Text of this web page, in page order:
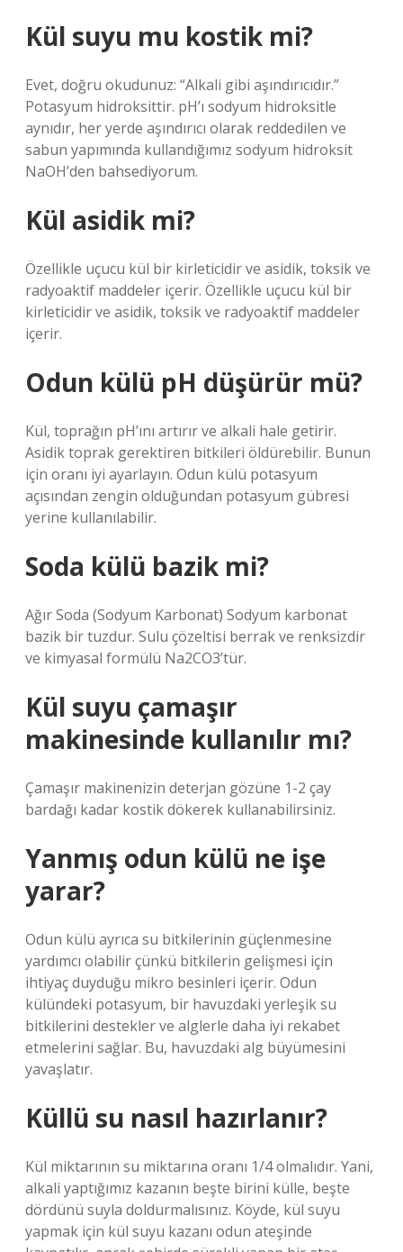
Kül suyu mu kostik mi?
Evet, doğru okudunuz: “Alkali gibi aşındırıcıdır.”
Potasyum hidroksittir. pH’ı sodyum hidroksitle
aynıdır, her yerde aşındırıcı olarak reddedilen ve
sabun yapımında kullandığımız sodyum hidroksit
NaOH’den bahsediyorum.
Kül asidik mi?
Özellikle uçucu kül bir kirleticidir ve asidik, toksik ve
radyoaktif maddeler içerir. Özellikle uçucu kül bir
kirleticidir ve asidik, toksik ve radyoaktif maddeler
içerir.
Odun külü pH düşürür mü?
Kül, toprağın pH’ını artırır ve alkali hale getirir.
Asidik toprak gerektiren bitkileri öldürebilir. Bunun
için oranı iyi ayarlayın. Odun külü potasyum
açısından zengin olduğundan potasyum gübresi
yerine kullanılabilir.
Soda külü bazik mi?
Ağır Soda (Sodyum Karbonat) Sodyum karbonat
bazik bir tuzdur. Sulu çözeltisi berrak ve renksizdir
ve kimyasal formülü Na2CO3’tür.
Kül suyu çamaşır
makinesinde kullanılır mı?
Çamaşır makinenizin deterjan gözüne 1-2 çay
bardağı kadar kostik dökerek kullanabilirsiniz.
Yanmış odun külü ne işe
yarar?
Odun külü ayrıca su bitkilerinin güçlenmesine
yardımcı olabilir çünkü bitkilerin gelişmesi için
ihtiyaç duyduğu mikro besinleri içerir. Odun
külündeki potasyum, bir havuzdaki yerleşik su
bitkilerini destekler ve alglerle daha iyi rekabet
etmelerini sağlar. Bu, havuzdaki alg büyümesini
yavaşlatır.
Küllü su nasıl hazırlanır?
Kül miktarının su miktarına oranı 1/4 olmalıdır. Yani,
alkali yaptığımız kazanın beşte birini külle, beşte
dördünü suyla doldurmalısınız. Köyde, kül suyu
yapmak için kül suyu kazanı odun ateşinde